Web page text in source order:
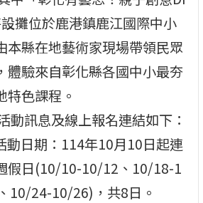
攤位於鹿港鎮鹿江國際中小
本縣在地藝術家現場帶領民眾
體驗來自彰化縣各國中小最夯
特色課程。
動訊息及線上報名連結如下：
動日期：114年10月10日起連
假日(10/10-10/12、10/18-1
10/24-10/26)，共8日。